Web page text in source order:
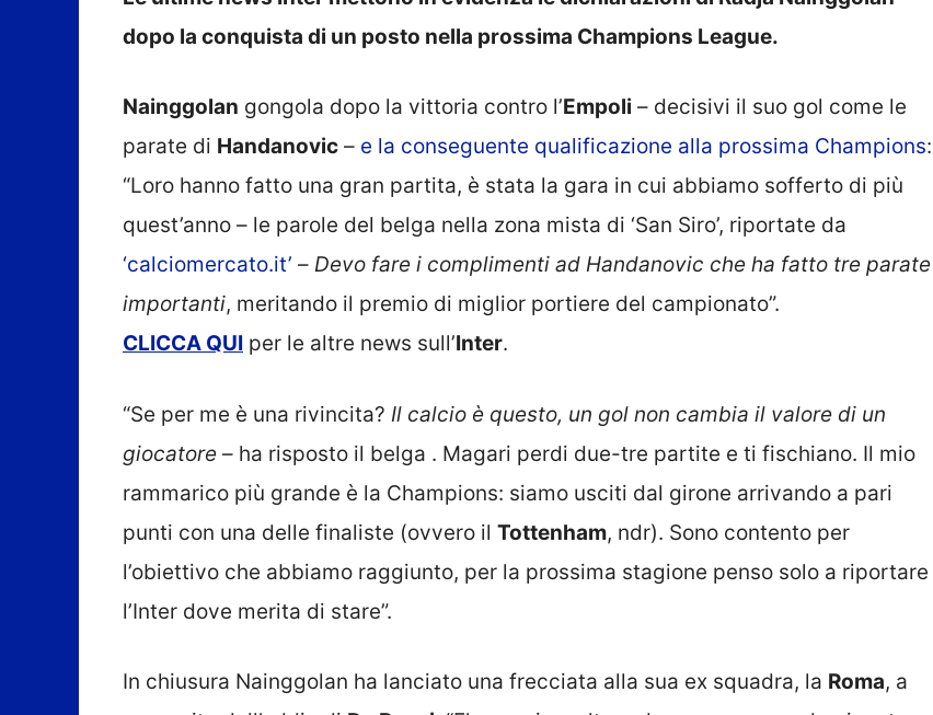
dopo la conquista di un posto nella prossima Champions League.
Nainggolan gongola dopo la vittoria contro l’Empoli – decisivi il suo gol come le
parate di Handanovic – e la conseguente qualificazione alla prossima Champions:
“Loro hanno fatto una gran partita, è stata la gara in cui abbiamo sofferto di più
quest’anno – le parole del belga nella zona mista di ‘San Siro’, riportate da
‘calciomercato.it’ – Devo fare i complimenti ad Handanovic che ha fatto tre parate
importanti, meritando il premio di miglior portiere del campionato”.
CLICCA QUI per le altre news sull’Inter.
“Se per me è una rivincita? Il calcio è questo, un gol non cambia il valore di un
giocatore – ha risposto il belga . Magari perdi due-tre partite e ti fischiano. Il mio
rammarico più grande è la Champions: siamo usciti dal girone arrivando a pari
punti con una delle finaliste (ovvero il Tottenham, ndr). Sono contento per
l’obiettivo che abbiamo raggiunto, per la prossima stagione penso solo a riportare
l’Inter dove merita di stare”.
In chiusura Nainggolan ha lanciato una frecciata alla sua ex squadra, la Roma, a